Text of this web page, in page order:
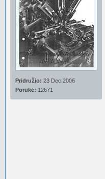
Pridružio: 23 Dec 2006
Poruke: 12671